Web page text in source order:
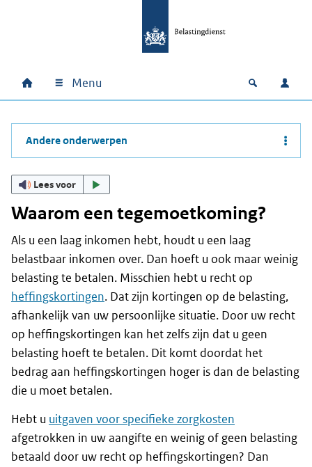
Hoofdnavigatie
Home Menu Open
Andere onderwerpen
Lees voor
Waarom een tegemoetkoming?
Als u een laag inkomen hebt, houdt u een laag
belastbaar inkomen over. Dan hoeft u ook maar weinig
belasting te betalen. Misschien hebt u recht op
heffingskortingen. Dat zijn kortingen op de belasting,
afhankelijk van uw persoonlijke situatie. Door uw recht
op heffingskortingen kan het zelfs zijn dat u geen
belasting hoeft te betalen. Dit komt doordat het
bedrag aan heffingskortingen hoger is dan de belasting
die u moet betalen.
Hebt u uitgaven voor specifieke zorgkosten
afgetrokken in uw aangifte en weinig of geen belasting
betaald door uw recht op heffingskortingen? Dan